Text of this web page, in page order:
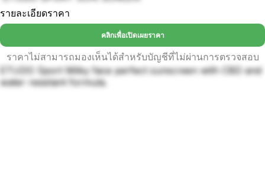
รายละเอียดราคา
คลิกเพื่อเปิดเผยราคา
ราคาไม่สามารถมองเห็นได้สำหรับบัญชีที่ไม่ผ่านการตรวจสอบ
ETUDO Sport Milky face perfect sunscreen with CBD and
water resistant formula.